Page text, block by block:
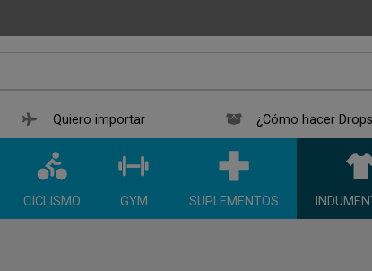
Quiero importar ¿Cómo hacer
CICLISMO GYM SUPLEMENTOS